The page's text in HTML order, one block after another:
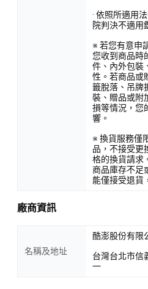
· 依照所適用
院判決不適用
※ 若您有意申
您收到商品時
件、內外包裝
性。若商品或
籤脫落、吊牌
裝、贈品或附
損等情況，您
響。
※ 換貨服務僅
品，不接受更
格的換貨請求
商品庫存不足
能僅接受退貨
廠商資訊
名稱及地址
酷澎股份有限
台灣台北市信
一